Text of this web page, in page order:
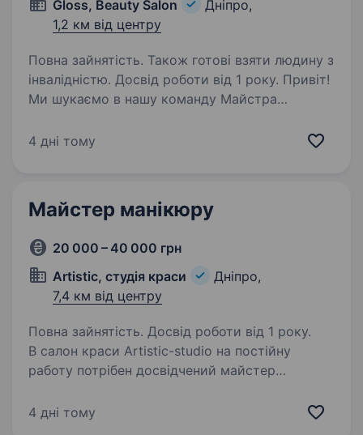
Gloss, Beauty Salon
Дніпро,
1,2 км від центру
Повна зайнятість. Також готові взяти людину з
інвалідністю. Досвід роботи від 1 року. Привіт!
Ми шукаємо в нашу команду Майстра
Розвиватись Ми беремо на себе все, від тебе
4 дні тому
Майстер манікюру
20 000 – 40 000 грн
Artistic, студія краси
Дніпро,
7,4 км від центру
Повна зайнятість. Досвід роботи від 1 року.
В салон краси Artistic-studio на постійну
работу потрібен досвідчений майстер
(обговорюється і інші варіанти) з 9:00—20:00.
4 дні тому